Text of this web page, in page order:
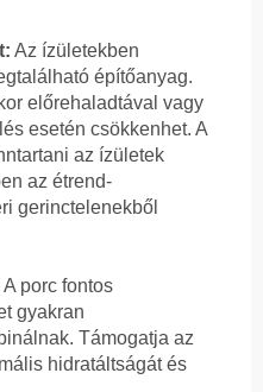
Az ízületekben
építőanyag.
előrehaladtával vagy
esetén csökkenhet. A
az ízületek
az étrend-
gerinctelenekből
A porc fontos
gyakran
Támogatja az
hidratáltságát és